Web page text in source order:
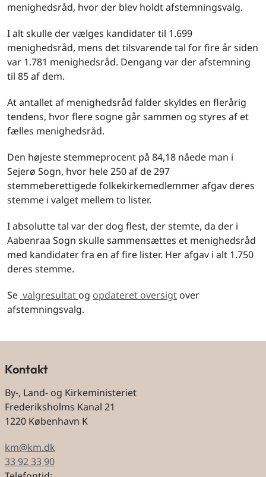
menighedsråd, hvor der blev holdt afstemningsvalg.
I alt skulle der vælges kandidater til 1.699
menighedsråd, mens det tilsvarende tal for fire år siden
var 1.781 menighedsråd. Dengang var der afstemning
til 85 af dem.
At antallet af menighedsråd falder skyldes en flerårig
tendens, hvor flere sogne går sammen og styres af et
fælles menighedsråd.
Den højeste stemmeprocent på 84,18 nåede man i
Sejerø Sogn, hvor hele 250 af de 297
stemmeberettigede folkekirkemedlemmer afgav deres
stemme i valget mellem to lister.
I absolutte tal var der dog flest, der stemte, da der i
Aabenraa Sogn skulle sammensættes et menighedsråd
med kandidater fra en af fire lister. Her afgav i alt 1.750
deres stemme.
Se valgresultat og opdateret oversigt over
afstemningsvalg.
Kontakt
By-, Land- og Kirkeministeriet
Frederiksholms Kanal 21
1220 København K
km@km.dk
33 92 33 90